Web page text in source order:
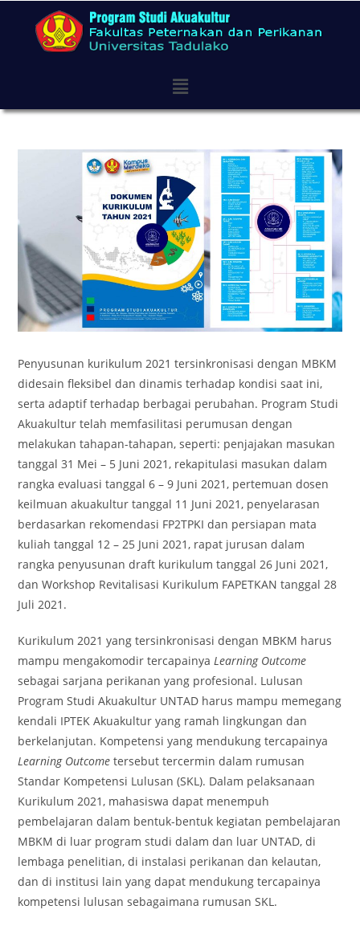
Penyusunan kurikulum 2021 tersinkronisasi dengan MBKM
didesain fleksibel dan dinamis terhadap kondisi saat ini,
serta adaptif terhadap berbagai perubahan. Program Studi
Akuakultur telah memfasilitasi perumusan dengan
melakukan tahapan-tahapan, seperti: penjajakan masukan
tanggal 31 Mei – 5 Juni 2021, rekapitulasi masukan dalam
rangka evaluasi tanggal 6 – 9 Juni 2021, pertemuan dosen
keilmuan akuakultur tanggal 11 Juni 2021, penyelarasan
berdasarkan rekomendasi FP2TPKI dan persiapan mata
kuliah tanggal 12 – 25 Juni 2021, rapat jurusan dalam
rangka penyusunan draft kurikulum tanggal 26 Juni 2021,
dan Workshop Revitalisasi Kurikulum FAPETKAN tanggal 28
Juli 2021.
Kurikulum 2021 yang tersinkronisasi dengan MBKM harus
mampu mengakomodir tercapainyaLearning Outcome
sebagai sarjana perikanan yang profesional. Lulusan
Program Studi Akuakultur UNTAD harus mampu memegang
kendali IPTEK Akuakultur yang ramah lingkungan dan
berkelanjutan. Kompetensi yang mendukung tercapainya
Learning Outcome tersebut tercermin dalam rumusan
Standar Kompetensi Lulusan (SKL). Dalam pelaksanaan
Kurikulum 2021, mahasiswa dapat menempuh
pembelajaran dalam bentuk-bentuk kegiatan pembelajaran
MBKM di luar program studi dalam dan luar UNTAD, di
lembaga penelitian, di instalasi perikanan dan kelautan,
dan di institusi lain yang dapat mendukung tercapainya
kompetensi lulusan sebagaimana rumusan SKL.